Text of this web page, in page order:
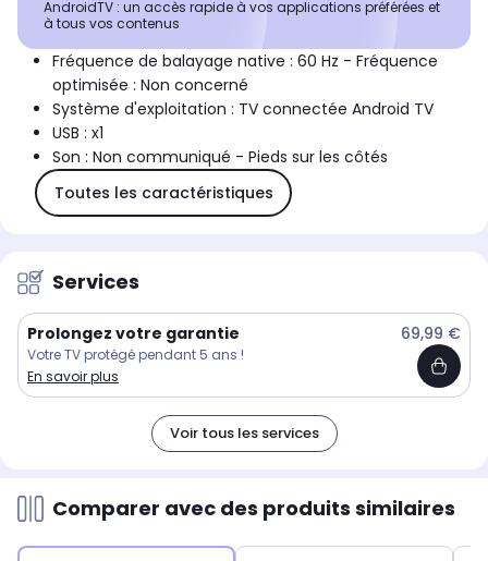
AndroidTV : un accès rapide à vos applications préférées et
à tous vos contenus
Fréquence de balayage native : 60 Hz - Fréquence
optimisée : Non concerné
Système d'exploitation : TV connectée Android TV
USB : x1
Son : Non communiqué - Pieds sur les côtés
Toutes les caractéristiques
Services
Prolongez votre garantie 69,99 €
Votre TV protégé pendant 5 ans !
En savoir plus
Voir tous les services
Comparer avec des produits similaires